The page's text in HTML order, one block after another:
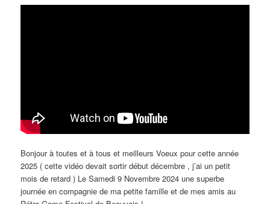
Bonjour à toutes et à tous et meilleurs Voeux pour cette année
2025 ( cette vidéo devait sortir début décembre , j’ai un petit
mois de retard ) Le Samedi 9 Novembre 2024 une superbe
journée en compagnie de ma petite famille et de mes amis au